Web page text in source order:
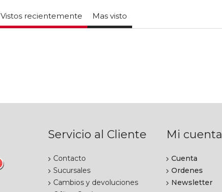
Vistos recientemente Mas visto
Servicio al Cliente
Contacto
Sucursales
Cambios y devoluciones
Mi cuenta
Cuenta
Ordenes
Newsletter